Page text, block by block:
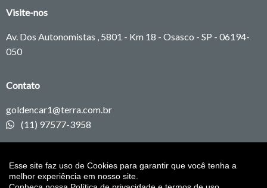
Visite-nos
Av. Dos Autonomistas , 5801 - Km 18 - Osasco - SP - 06194-
050
Contato
goldencar1@terra.com.br
(11) 97577-3958
Esse site faz uso de Cookies para garantir que você tenha a
melhor experiência em nosso site.